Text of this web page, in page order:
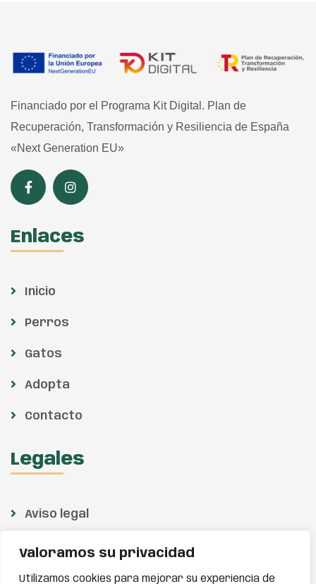
Valoramos su privacidad
Utilizamos cookies para mejorar su experiencia de
Financiado por el Programa Kit Digital. Plan de
Recuperación, Transformación y Resiliencia de España
«Next Generation EU»
Enlaces
Inicio
Perros
Gatos
Adopta
Contacto
Legales
Aviso legal
Política de privacidad
Política de cookies